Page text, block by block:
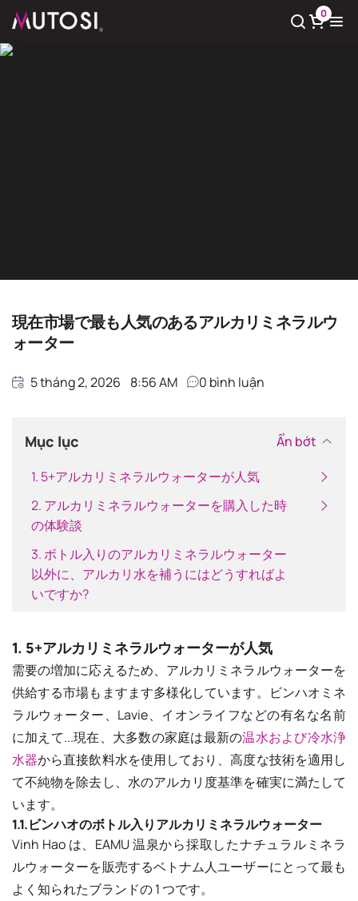
0
Trang chủ Giải pháp nước sạch
現在市場で最も人気のあるアルカリミネラルウ
ォーター
5 tháng 2, 2026 8:56 AM 0 bình luận
Mục lục
Ẩn bớt
1. 5+アルカリミネラルウォーターが人気
2. アルカリミネラルウォーターを購入した時
の体験談
3. ボトル入りのアルカリミネラルウォーター
以外に、アルカリ水を補うにはどうすればよ
いですか?
1. 5+アルカリミネラルウォーターが人気
需要の増加に応えるため、アルカリミネラルウォーターを
供給する市場もますます多様化しています。ビンハオミネ
ラルウォーター、Lavie、イオンライフなどの有名な名前
に加えて...現在、大多数の家庭は最新の温水および冷水浄
水器から直接飲料水を使用しており、高度な技術を適用し
て不純物を除去し、水のアルカリ度基準を確実に満たして
います。
1.1.ビンハオのボトル入りアルカリミネラルウォーター
Vinh Hao は、EAMU 温泉から採取したナチュラルミネラ
ルウォーターを販売するベトナム人ユーザーにとって最も
よく知られたブランドの 1 つです。